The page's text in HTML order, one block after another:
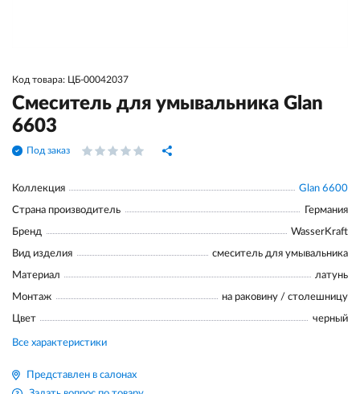
Код товара: ЦБ-00042037
Смеситель для умывальника Glan
6603
Под заказ
Коллекция Glan 6600
Страна производитель Германия
Бренд WasserKraft
Вид изделия смеситель для умывальника
Материал латунь
Монтаж на раковину / столешницу
Цвет черный
Все характеристики
Представлен в салонах